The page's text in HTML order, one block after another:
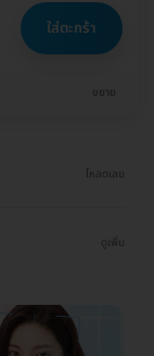
ใส่ตะกร้า
ขยาย
โหลดเลย
ดูเพิ่ม